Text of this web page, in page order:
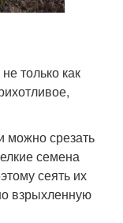
только как
можно срезать
семена
сеять их
взрыхленную